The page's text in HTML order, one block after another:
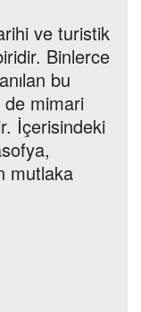
ve turistik
Binlerce
bu
de mimari
İçerisindeki
mutlaka